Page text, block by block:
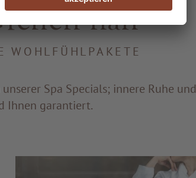
nah
WOHLFÜHLPAKETE
Spa Specials; innere Ruhe und
Ihnen garantiert.